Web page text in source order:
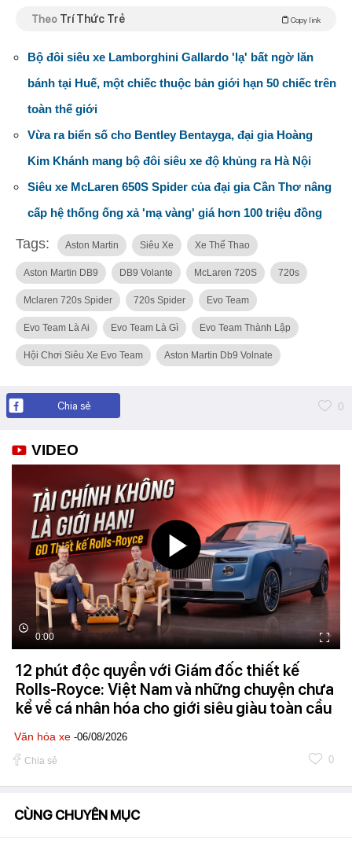
Theo Trí Thức Trẻ Copy link
Bộ đôi siêu xe Lamborghini Gallardo 'lạ' bất ngờ lăn
bánh tại Huế, một chiếc thuộc bản giới hạn 50 chiếc trên
toàn thế giới
Vừa ra biển số cho Bentley Bentayga, đại gia Hoàng
Kim Khánh mang bộ đôi siêu xe độ khủng ra Hà Nội
Siêu xe McLaren 650S Spider của đại gia Cần Thơ nâng
cấp hệ thống ống xả 'mạ vàng' giá hơn 100 triệu đồng
Tags: Aston Martin Siêu Xe Xe Thể Thao
Aston Martin DB9 DB9 Volante McLaren 720S 720s
Mclaren 720s Spider 720s Spider Evo Team
Evo Team Là Ai Evo Team Là Gì Evo Team Thành Lập
Hội Chơi Siêu Xe Evo Team Aston Martin Db9 Volnate
Chia sẻ 0
VIDEO
0:00
12 phút độc quyền với Giám đốc thiết kế
Rolls-Royce: Việt Nam và những chuyện chưa
kể về cá nhân hóa cho giới siêu giàu toàn cầu
Văn hóa xe -06/08/2026
Chia sẻ 0
CÙNG CHUYÊN MỤC